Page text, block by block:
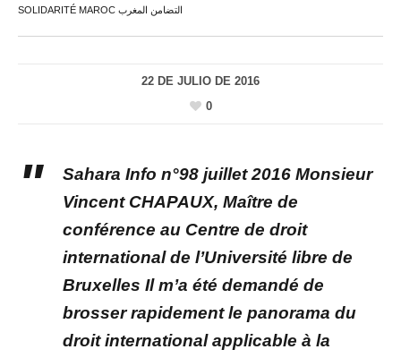
SOLIDARITÉ MAROC التضامن المغرب
22 DE JULIO DE 2016
0
Sahara Info n°98 juillet 2016 Monsieur
Vincent CHAPAUX, Maître de
conférence au Centre de droit
international de l’Université libre de
Bruxelles Il m’a été demandé de
brosser rapidement le panorama du
droit international applicable à la